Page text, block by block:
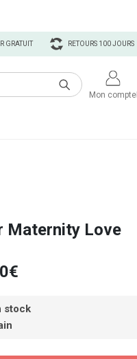
RETOURS 100 JOURS
GRATUIT
Mon compte
Maternity Love
stock